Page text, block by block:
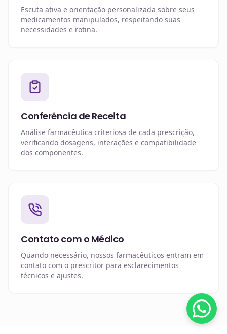
Escuta ativa e orientação personalizada sobre seus
medicamentos manipulados, respeitando suas
necessidades e rotina.
Conferência de Receita
Análise farmacêutica criteriosa de cada prescrição,
verificando dosagens, interações e compatibilidade
dos componentes.
Contato com o Médico
Quando necessário, nossos farmacêuticos entram em
contato com o prescritor para esclarecimentos
técnicos e ajustes.